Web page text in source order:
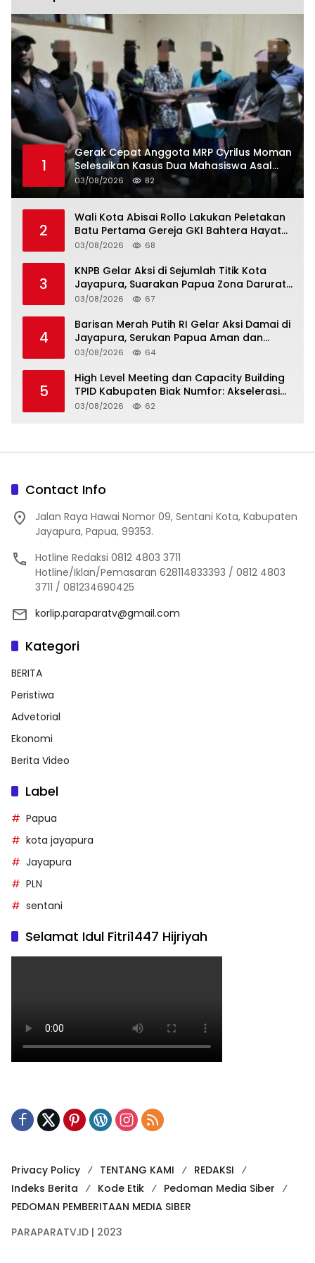
1
Gerak Cepat Anggota MRP Cyrilus Moman
Selesaikan Kasus Dua Mahasiswa Asal
Yapen yang Dikeroyok
03/08/2026 82
2
Wali Kota Abisai Rollo Lakukan Peletakan
Batu Pertama Gereja GKI Bahtera Hayat
Hamadi, Serahkan Bantuan Rp200 Juta
03/08/2026 68
3
KNPB Gelar Aksi di Sejumlah Titik Kota
Jayapura, Suarakan Papua Zona Darurat
Militer dan Kemanusiaan
03/08/2026 67
4
Barisan Merah Putih RI Gelar Aksi Damai di
Jayapura, Serukan Papua Aman dan
Damai
03/08/2026 64
5
High Level Meeting dan Capacity Building
TPID Kabupaten Biak Numfor: Akselerasi
Ketahanan Pangan dan Pengendalian
03/08/2026 62
Contact Info
Jalan Raya Hawai Nomor 09, Sentani Kota, Kabupaten
Jayapura, Papua, 99353.
Hotline Redaksi 0812 4803 3711
Hotline/Iklan/Pemasaran 628114833393 / 0812 4803
3711 / 081234690425
korlip.paraparatv@gmail.com
Kategori
BERITA
Peristiwa
Advetorial
Ekonomi
Berita Video
Label
Papua
kota jayapura
Jayapura
PLN
sentani
Selamat Idul Fitri1447 Hijriyah
Privacy Policy TENTANG KAMI
REDAKSI
Indeks Berita
Kode Etik
Pedoman Media Siber
PEDOMAN PEMBERITAAN MEDIA SIBER
PARAPARATV.ID | 2023